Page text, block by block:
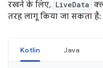
रखने के लिए, LiveData
तरह लागू किया जा सकता है:
Kotlin Java